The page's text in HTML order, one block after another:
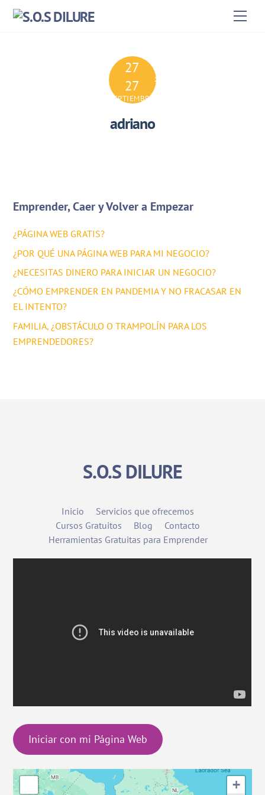
Skip
27
27
SEPTIEMBRE
2024
adriano
Emprender, Caer y Volver a Empezar
¿PÁGINA WEB GRATIS?
¿POR QUÉ UNA PÁGINA WEB PARA MI NEGOCIO?
¿NECESITAS DINERO PARA INICIAR UN NEGOCIO?
¿CÓMO EMPRENDER EN PANDEMIA Y NO FRACASAR EN
EL INTENTO?
FAMILIA, ¿OBSTÁCULO O TRAMPOLÍN PARA LOS
EMPRENDEDORES?
S.O.S DILURE
Inicio
Servicios que ofrecemos
Cursos Gratuitos
Blog
Contacto
Herramientas Gratuitas para Emprender
Iniciar con mi Página Web
+